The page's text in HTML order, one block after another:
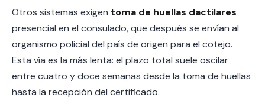
Otros sistemas exigen toma de huellas dactilares
presencial en el consulado, que después se envían al
organismo policial del país de origen para el cotejo.
Esta vía es la más lenta: el plazo total suele oscilar
entre cuatro y doce semanas desde la toma de huellas
hasta la recepción del certificado.